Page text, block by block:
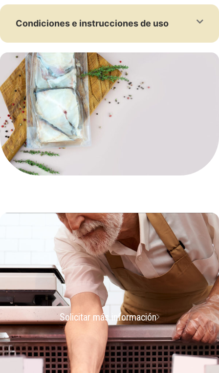
Condiciones e instrucciones de uso
Solicitar más información